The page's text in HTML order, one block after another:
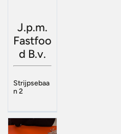
J.p.m.
Fastfoo
d B.v.
Strijpsebaa
n 2